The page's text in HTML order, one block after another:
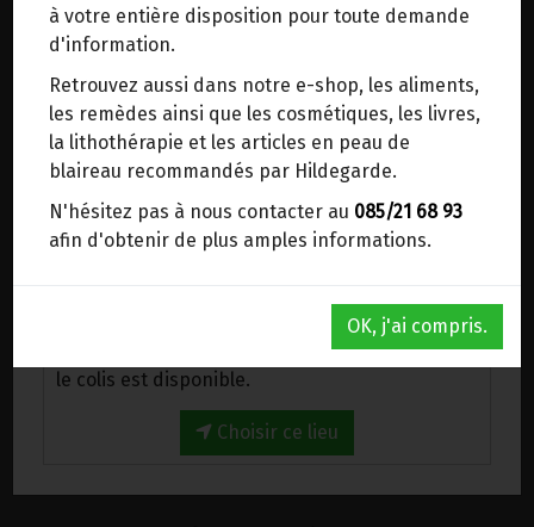
à votre entière disposition pour toute demande
d'information.
Retrouvez aussi dans notre e-shop, les aliments,
les remèdes ainsi que les cosmétiques, les livres,
la lithothérapie et les articles en peau de
blaireau recommandés par Hildegarde.
N'hésitez pas à nous contacter au 085/21 68 93
afin d'obtenir de plus amples informations.
OK, j'ai compris.
Sinon, vous pouvez envoyer un mail avec le
point d'enlèvement désiré ou bien nous vous
recontacterons afin de déterminer ensemble le
lieu de livraison choisi.
Choisir ce lieu
Au magasin de Wanze (BE)
Venez chercher votre commande au magasin,
le colis est disponible.
Choisir ce lieu
d'épeautre amidonnier "triticum" dicoccum,
recommandée par Hildegarde, variété très
développée en Italie.
C'est une céréale très rassasiante, avec un index
glycémique pas trop élevé, peu calorique et bien
3.05€/pc
1 Brique = 3.05 €